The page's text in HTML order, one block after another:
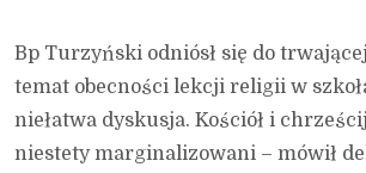
Bp Turzyński odniósł się do
temat obecności lekcji religii w
niełatwa dyskusja. Kościół i
niestety marginalizowani – mówił